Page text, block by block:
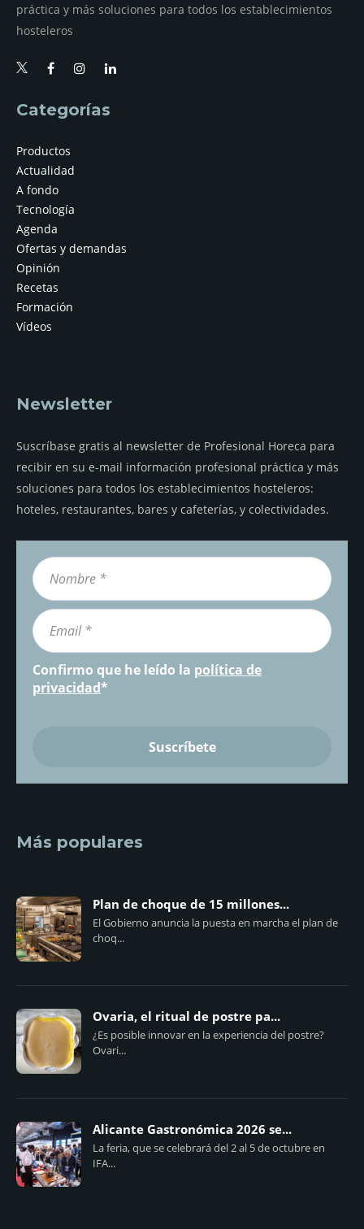
práctica y más soluciones para todos los establecimientos
hosteleros
Categorías
Productos
Actualidad
A fondo
Tecnología
Agenda
Ofertas y demandas
Opinión
Recetas
Formación
Vídeos
Newsletter
Suscríbase gratis al newsletter de Profesional Horeca para
recibir en su e-mail información profesional práctica y más
soluciones para todos los establecimientos hosteleros:
hoteles, restaurantes, bares y cafeterías, y colectividades.
Confirmo que he leído la política de
privacidad*
Más populares
Plan de choque de 15 millones...
El Gobierno anuncia la puesta en marcha el plan de
choq...
Ovaria, el ritual de postre pa...
¿Es posible innovar en la experiencia del postre?
Ovari...
Alicante Gastronómica 2026 se...
La feria, que se celebrará del 2 al 5 de octubre en
IFA...